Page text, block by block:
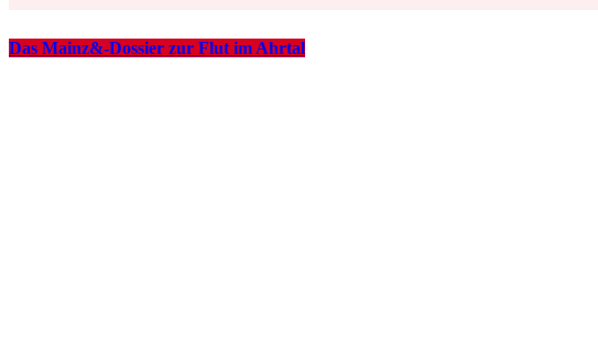
Das Mainz&-Dossier zur Flut im Ahrtal